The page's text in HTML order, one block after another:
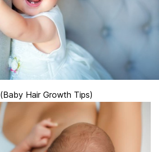
(Baby Hair Growth Tips)